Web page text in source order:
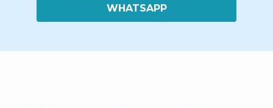
WHATSAPP